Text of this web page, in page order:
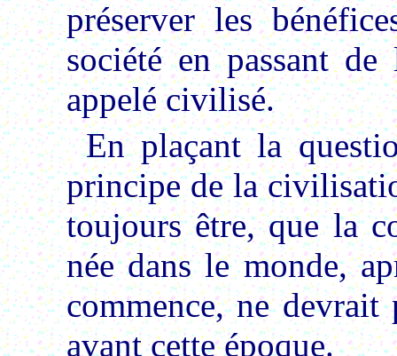
préserver les
société en passant
appelé civilisé.
En plaçant la
principe de la
toujours être, que la
née dans le monde,
commence, ne
avant cette époque.